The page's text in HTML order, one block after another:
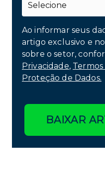
Ao informar seus
artigo exclusivo e
sobre o setor,
Privacidade, Termos
Proteção de Dados.
BAIXAR